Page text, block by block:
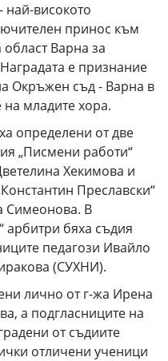
най-високото
принос към
Варна за
е признание
Окръжен съд - Варна в
младите хора.
определени от две
„Писмени работи“
Хекимова и
Преславски“
Симеонова. В
арбитри бяха съдия
педагози Ивайло
(СУХНИ).
лично от г-жа Ирена
а подгласниците на
от съдиите
отличени ученици